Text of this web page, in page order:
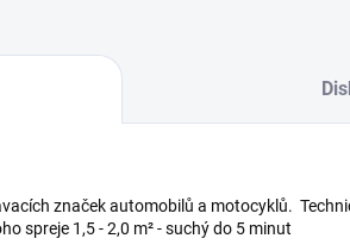
značek automobilů a motocyklů.
spreje 1,5 - 2,0 m² - suchý do 5 minut